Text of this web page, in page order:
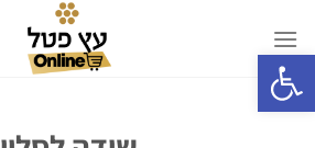
פתח סרגל נגישות